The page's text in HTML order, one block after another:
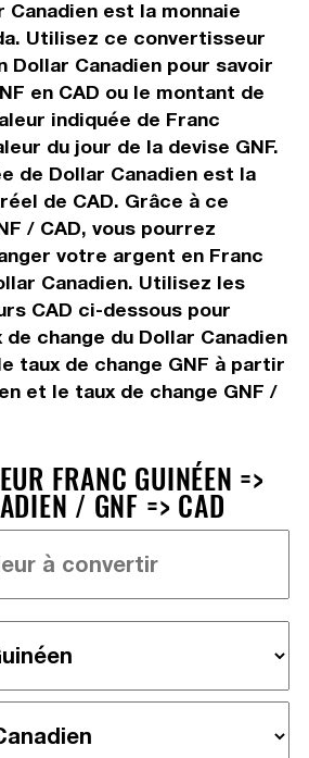
Canadien est la monnaie
Utilisez ce convertisseur
Dollar Canadien pour savoir
en CAD ou le montant de
indiquée de Franc
du jour de la devise GNF.
de Dollar Canadien est la
de CAD. Grâce à ce
/ CAD, vous pourrez
votre argent en Franc
Canadien. Utilisez les
CAD ci-dessous pour
change du Dollar Canadien
taux de change GNF à partir
et le taux de change GNF /
FRANC GUINÉEN =>
/ GNF => CAD